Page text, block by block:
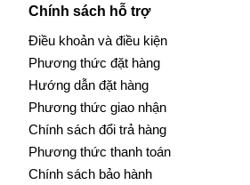
Chính sách hỗ trợ
Điều khoản và điều kiện
Phương thức đặt hàng
Hướng dẫn đặt hàng
Phương thức giao nhận
Chính sách đổi trả hàng
Phương thức thanh toán
Chính sách bảo hành